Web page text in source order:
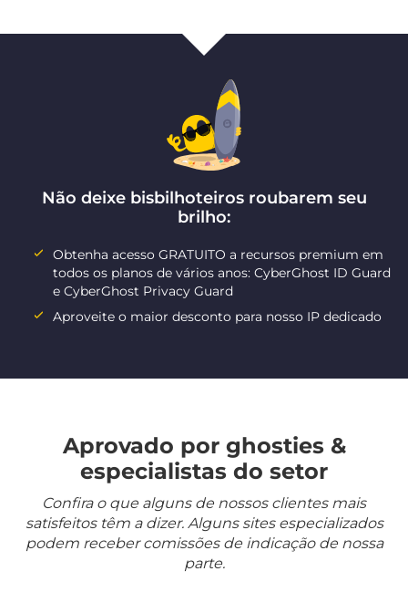
Não deixe bisbilhoteiros roubarem seu
brilho:
Obtenha acesso GRATUITO a recursos premium em
todos os planos de vários anos: CyberGhost ID Guard
e CyberGhost Privacy Guard
Aproveite o maior desconto para nosso IP dedicado
Aprovado por ghosties &
especialistas do setor
Confira o que alguns de nossos clientes mais
satisfeitos têm a dizer. Alguns sites especializados
podem receber comissões de indicação de nossa
parte.